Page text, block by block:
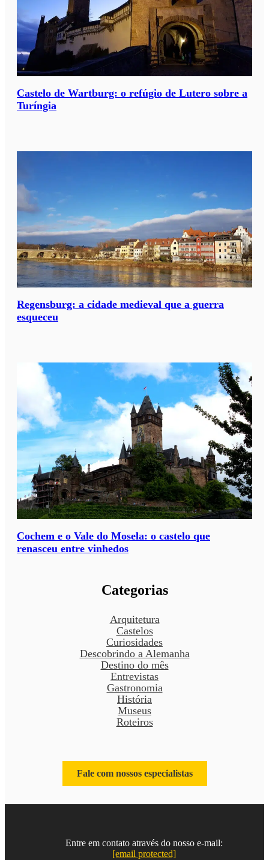
Castelo de Wartburg: o refúgio de Lutero sobre a
Turíngia
Regensburg: a cidade medieval que a guerra
esqueceu
Cochem e o Vale do Mosela: o castelo que
renasceu entre vinhedos
Categorias
Arquitetura
Castelos
Curiosidades
Descobrindo a Alemanha
Destino do mês
Entrevistas
Gastronomia
História
Museus
Roteiros
Fale com nossos especialistas
Entre em contato através do nosso e-mail:
[email protected]